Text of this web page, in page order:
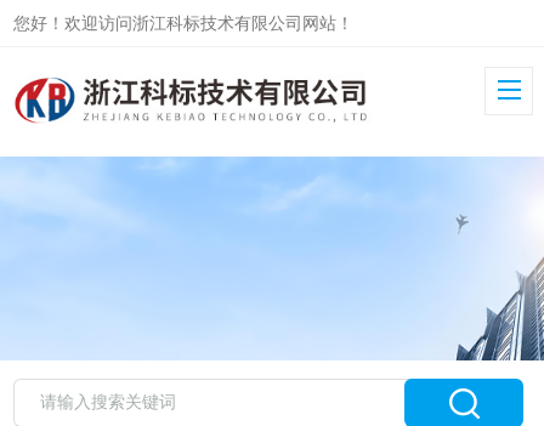
您好！欢迎访问浙江科标技术有限公司网站！